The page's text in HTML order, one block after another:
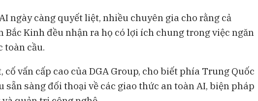
ngày càng quyết liệt, nhiều chuyên gia cho rằng cả
Bắc Kinh đều nhận ra họ có lợi ích chung trong việc ngăn
toàn cầu.
vấn cấp cao của DGA Group, cho biết phía Trung Quốc
sẵn sàng đối thoại về các giao thức an toàn AI, biện pháp